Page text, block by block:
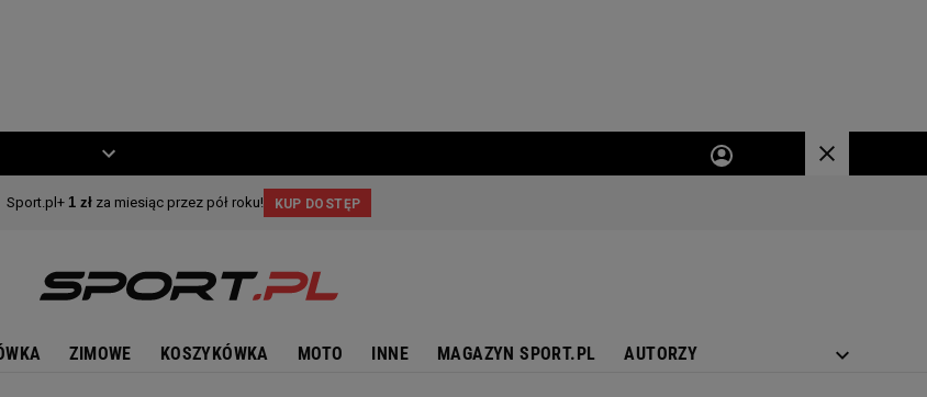
ZIMOWE KOSZYKÓWKA MOTO INNE MAGAZYN SPORT.PL AUTORZY